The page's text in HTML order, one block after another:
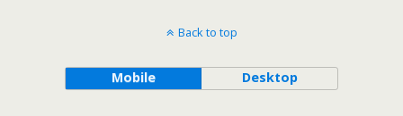
Back to top
Mobile Desktop